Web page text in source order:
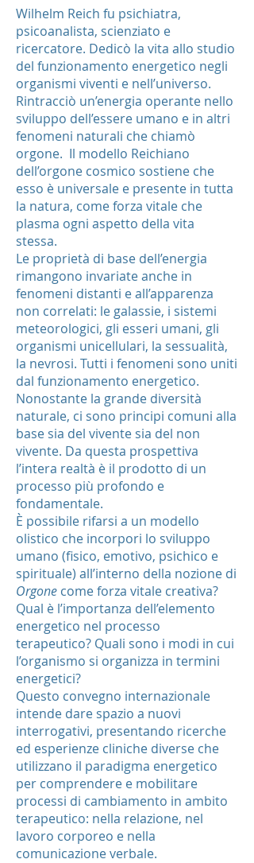
Wilhelm Reich fu psichiatra,
psicoanalista, scienziato e
ricercatore. Dedicò la vita allo studio
del funzionamento energetico negli
organismi viventi e nell’universo.
Rintracciò un’energia operante nello
sviluppo dell’essere umano e in altri
fenomeni naturali che chiamò
orgone. Il modello Reichiano
dell’orgone cosmico sostiene che
esso è universale e presente in tutta
la natura, come forza vitale che
plasma ogni aspetto della vita
stessa.
Le proprietà di base dell’energia
rimangono invariate anche in
fenomeni distanti e all’apparenza
non correlati: le galassie, i sistemi
meteorologici, gli esseri umani, gli
organismi unicellulari, la sessualità,
la nevrosi. Tutti i fenomeni sono uniti
dal funzionamento energetico.
Nonostante la grande diversità
naturale, ci sono principi comuni alla
base sia del vivente sia del non
vivente. Da questa prospettiva
l’intera realtà è il prodotto di un
processo più profondo e
fondamentale.
È possibile rifarsi a un modello
olistico che incorpori lo sviluppo
umano (fisico, emotivo, psichico e
spirituale) all’interno della nozione di
Orgone come forza vitale creativa?
Qual è l’importanza dell’elemento
energetico nel processo
terapeutico? Quali sono i modi in cui
l’organismo si organizza in termini
energetici?
Questo convegno internazionale
intende dare spazio a nuovi
interrogativi, presentando ricerche
ed esperienze cliniche diverse che
utilizzano il paradigma energetico
per comprendere e mobilitare
processi di cambiamento in ambito
terapeutico: nella relazione, nel
lavoro corporeo e nella
comunicazione verbale.